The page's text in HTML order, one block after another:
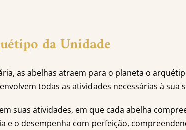
da Unidade
as abelhas atraem para o planeta o
todas as atividades necessárias à sua
suas atividades, em que cada abelha
e o desempenha com perfeição,